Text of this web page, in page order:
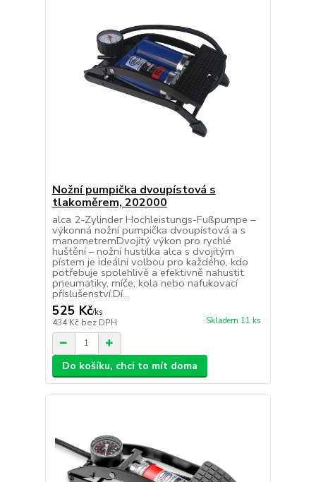
Nožní pumpička dvoupístová s
tlakoměrem, 202000
alca 2-Zylinder Hochleistungs-Fußpumpe –
výkonná nožní pumpička dvoupístová a s
manometremDvojitý výkon pro rychlé
huštění – nožní hustilka alca s dvojitým
pístem je ideální volbou pro každého, kdo
potřebuje spolehlivě a efektivně nahustit
pneumatiky, míče, kola nebo nafukovací
příslušenství.Dí...
525 Kč/ks
434 Kč bez DPH Skladem 11 ks
Do košíku, chci to mít doma